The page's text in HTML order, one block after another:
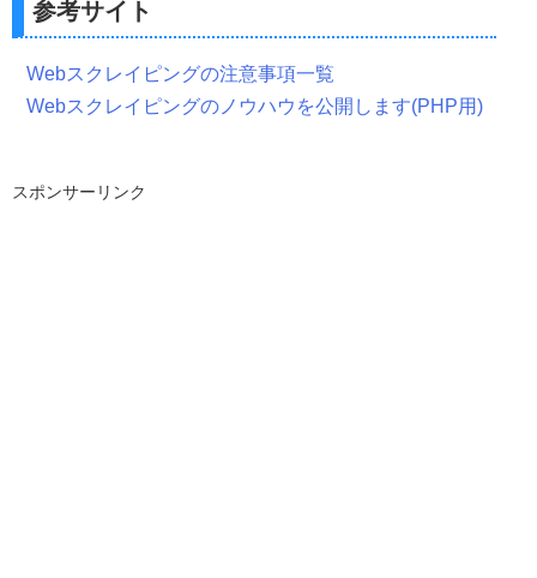
参考サイト
Webスクレイピングの注意事項一覧
Webスクレイピングのノウハウを公開します(PHP用)
スポンサーリンク